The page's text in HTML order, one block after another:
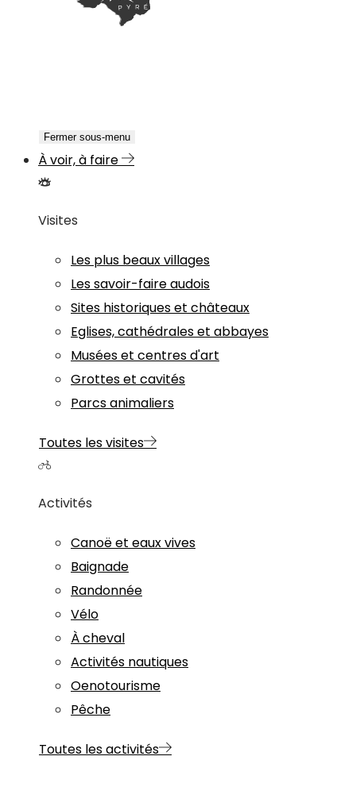
Fermer sous-menu
À voir, à faire
Visites
Les plus beaux villages
Les savoir-faire audois
Sites historiques et châteaux
Eglises, cathédrales et abbayes
Musées et centres d'art
Grottes et cavités
Parcs animaliers
Toutes les visites
Activités
Canoë et eaux vives
Baignade
Randonnée
Vélo
À cheval
Activités nautiques
Oenotourisme
Pêche
Toutes les activités